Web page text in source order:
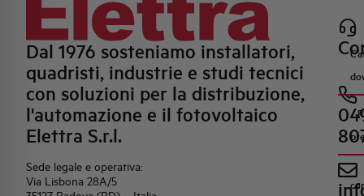
Dal 1976 sosteniamo installatori,
quadristi, industrie e studi tecnici
con soluzioni per la distribuzione,
l'automazione e il fotovoltaico
Elettra S.r.l.
Sede legale e operativa:
Via Lisbona 28A/5